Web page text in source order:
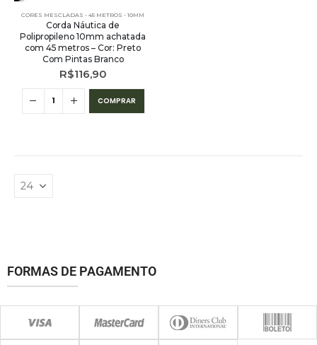
CORES MESCLADAS - 45 METROS - 10MM
Corda Náutica de
Polipropileno 10mm achatada
com 45 metros – Cor: Preto
Com Pintas Branco
R$116,90
COMPRAR
FORMAS DE PAGAMENTO